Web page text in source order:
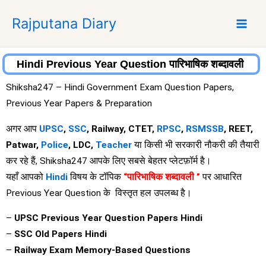
p
Rajputana Diary
Hindi Previous Year Question पारिभाषिक शब्दावली
Shiksha247 – Hindi Government Exam Question Papers,
Previous Year Papers & Preparation
अगर आप UPSC, SSC, Railway, CTET, RPSC, RSMSSB, REET,
Patwar, Police, LDC, Teacher या किसी भी सरकारी नौकरी की तैयारी
कर रहे हैं, Shiksha247 आपके लिए सबसे बेहतर प्लेटफ़ॉर्म है।
यहाँ आपको Hindiविषय के टॉपिक “पारिभाषिक शब्दावली ” पर आधारित
Previous Year Question के विस्तृत हल उपलब्ध है।
– UPSC Previous Year Question Papers Hindi
– SSC Old Papers Hindi
– Railway Exam Memory-Based Questions